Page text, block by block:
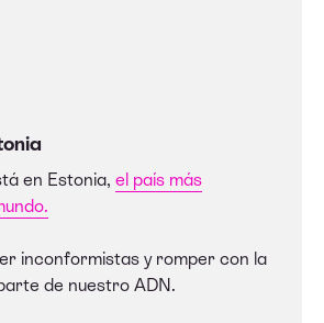
en Estonia, el país más
inconformistas y romper con la
de nuestro ADN.